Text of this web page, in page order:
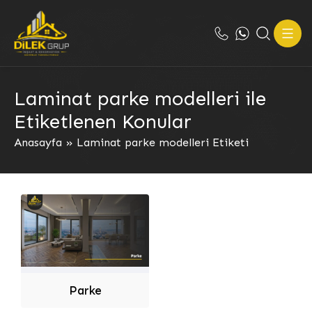
Laminat parke modelleri ile
Etiketlenen Konular
Anasayfa » Laminat parke modelleri Etiketi
Parke